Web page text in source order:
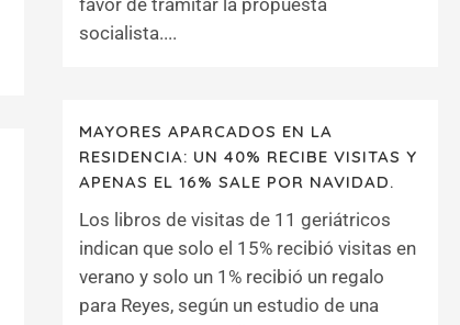
favor de tramitar la propuesta
socialista....
MAYORES APARCADOS EN LA
RESIDENCIA: UN 40% RECIBE VISITAS Y
APENAS EL 16% SALE POR NAVIDAD.
Los libros de visitas de 11 geriátricos
indican que solo el 15% recibió visitas en
verano y solo un 1% recibió un regalo
para Reyes, según un estudio de una